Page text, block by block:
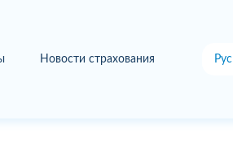
Новости страхования Рус